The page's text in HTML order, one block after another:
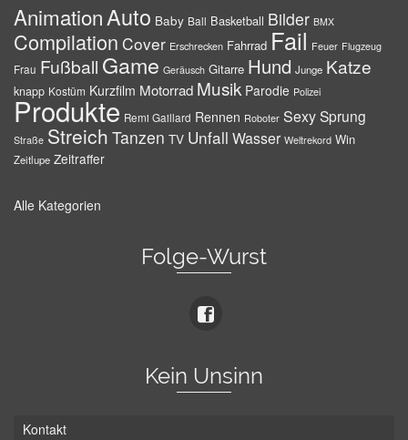
AnimationAuto Baby Ball Basketball Bilder BMX
Compilation Cover Erschrecken Fahrrad Fail Feuer Flugzeug
Frau Fußball Game Geräusch Gitarre Hund Junge Katze
knapp Kostüm Kurzfilm Motorrad Musik Parodie Polizei
Produkte Remi Gaillard Rennen Roboter SexySprung
Straße Streich Tanzen TV Unfall Wasser Weltrekord Win
Zeitlupe Zeitraffer
Alle Kategorien
Folge-Wurst
Kein Unsinn
Kontakt